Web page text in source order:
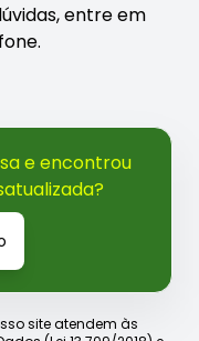
entre em
e encontrou
site atendem às